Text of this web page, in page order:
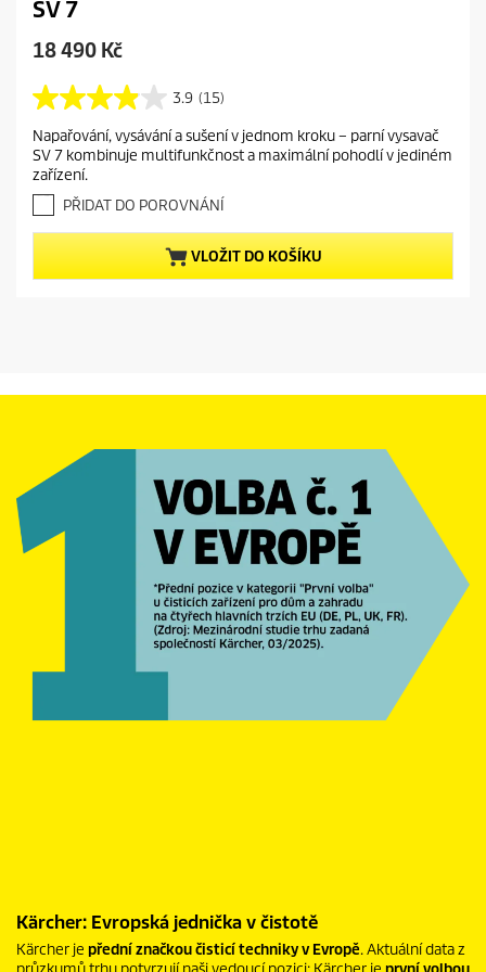
SV 7
C
r
e
n
t
p
r
o
d
e
18 490 Kč
3.9 (15)
3
.
9
z
5
ě
z
d
1
Napařování, vysávání a sušení v jednom kroku – parní vysavač
SV 7 kombinuje multifunkčnost a maximální pohodlí v jediném
zařízení.
PŘIDAT DO POROVNÁNÍ
VLOŽIT DO KOŠÍKU
Kärcher: Evropská jednička v čistotě
Kärcher je přední značkou čisticí techniky v Evropě. Aktuální data z